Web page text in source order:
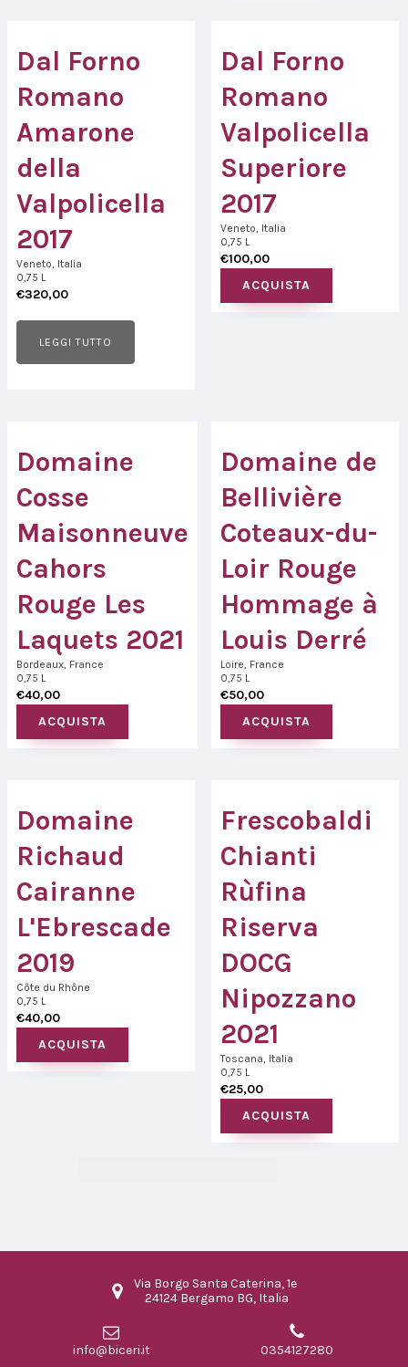
Dal Forno
Romano
Amarone
della
Valpolicella
2017
Veneto, Italia
0,75 L
€320,00
LEGGI TUTTO
Dal Forno
Romano
Valpolicella
Superiore
2017
Veneto, Italia
0,75 L
€100,00
ACQUISTA
Domaine
Cosse
Maisonneuve
Cahors
Rouge Les
Laquets 2021
Bordeaux, France
0,75 L
€40,00
ACQUISTA
Domaine de
Bellivière
Coteaux-du-
Loir Rouge
Hommage à
Louis Derré
Loire, France
0,75 L
€50,00
ACQUISTA
Domaine
Richaud
Cairanne
L'Ebrescade
2019
Côte du Rhône
0,75 L
€40,00
ACQUISTA
Frescobaldi
Chianti
Rùfina
Riserva
DOCG
Nipozzano
2021
Toscana, Italia
0,75 L
€25,00
ACQUISTA
Via Borgo Santa Caterina, 1e
24124 Bergamo BG, Italia
info@biceri.it 0354127280